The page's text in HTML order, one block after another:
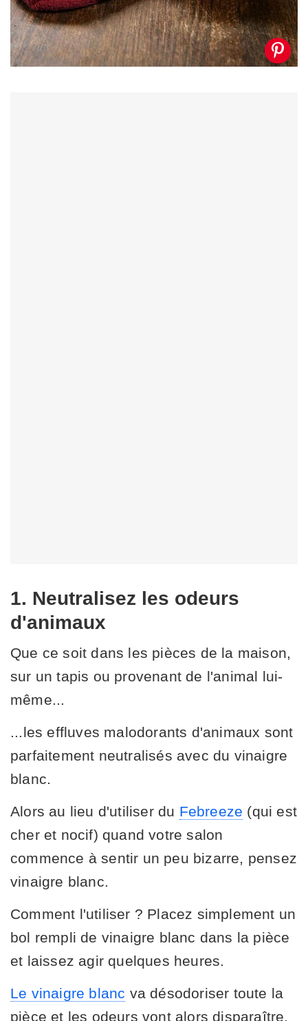
1. Neutralisez les odeurs
d'animaux
Que ce soit dans les pièces de la maison,
sur un tapis ou provenant de l'animal lui-
même...
...les effluves malodorants d'animaux sont
parfaitement neutralisés avec du vinaigre
blanc.
Alors au lieu d'utiliser du Febreeze (qui est
cher et nocif) quand votre salon
commence à sentir un peu bizarre, pensez
vinaigre blanc.
Comment l'utiliser ? Placez simplement un
bol rempli de vinaigre blanc dans la pièce
et laissez agir quelques heures.
Le vinaigre blanc va désodoriser toute la
pièce et les odeurs vont alors disparaître.